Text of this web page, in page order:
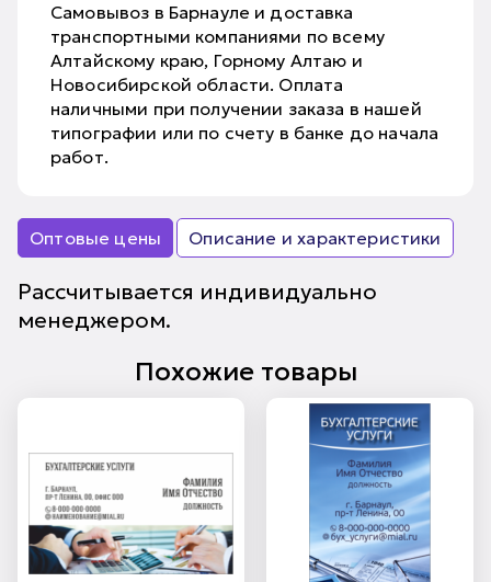
Самовывоз в Барнауле и доставка
транспортными компаниями по всему
Алтайскому краю, Горному Алтаю и
Новосибирской области. Оплата
наличными при получении заказа в нашей
типографии или по счету в банке до начала
работ.
Оптовые цены Описание и характеристики
Рассчитывается индивидуально
менеджером.
Похожие товары